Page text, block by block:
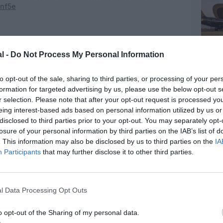
- Do Not Process My Personal Information
opt-out of the sale, sharing to third parties, or processing of your
for targeted advertising by us, please use the below opt-out
selection. Please note that after your opt-out request is processed
interest-based ads based on personal information utilized by us
to third parties prior to your opt-out. You may separately
of your personal information by third parties on the IAB’s list of
This information may also be disclosed by us to third parties on the
Participants that may further disclose it to other third parties.
Data Processing Opt Outs
opt-out of the Sharing of my personal data.
au début de l’année 2024 : «
demande, en commençant par doter lesavions
pointe (électriques, à hydrogène ou supersoniques)
seront mis en ligne par nos soins. Nous sommes
d’avions, d’intérieurs et de sièges ».
affiche pour ambition d’opérer chaque vol à
des installations de mélange de NEOM ».
la restauration, avec des aliments locaux et livrés sur
manger. Nous examinerons chaque élément,
à usage unique. Les petits détails de ce
plus que la somme de leurs parties
sera selon le CEO les systèmes de
Vous disposerez de grands écrans et d’un
également compatibles sur votre propre appareil